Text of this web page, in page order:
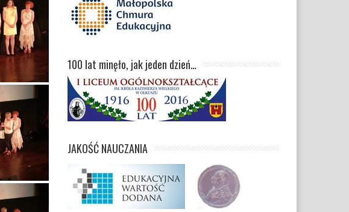
100 lat minęło, jak jeden dzień…
JAKOŚĆ NAUCZANIA